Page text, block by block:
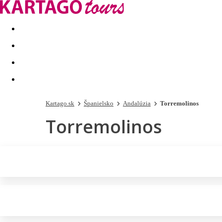
Last minute Dovolenkové kluby
Kartago.sk Španielsko Andalúzia Torremolinos
Torremolinos